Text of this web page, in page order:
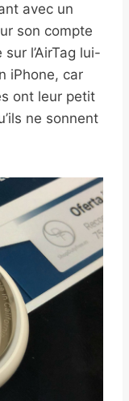
avec un
son compte
l’AirTag lui-
iPhone, car
ont leur petit
ne sonnent